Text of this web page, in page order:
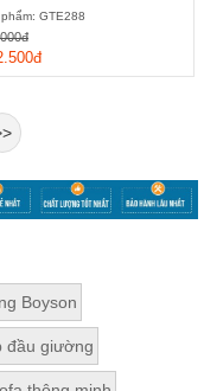
GTE288
Boyson
đầu giường